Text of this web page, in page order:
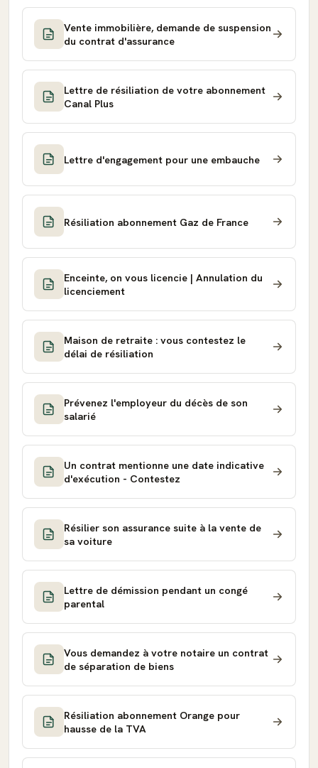
Vente immobilière, demande de suspension
du contrat d'assurance
Lettre de résiliation de votre abonnement
Canal Plus
Lettre d'engagement pour une embauche
Résiliation abonnement Gaz de France
Enceinte, on vous licencie | Annulation du
licenciement
Maison de retraite : vous contestez le
délai de résiliation
Prévenez l'employeur du décès de son
salarié
Un contrat mentionne une date indicative
d'exécution - Contestez
Résilier son assurance suite à la vente de
sa voiture
Lettre de démission pendant un congé
parental
Vous demandez à votre notaire un contrat
de séparation de biens
Résiliation abonnement Orange pour
hausse de la TVA